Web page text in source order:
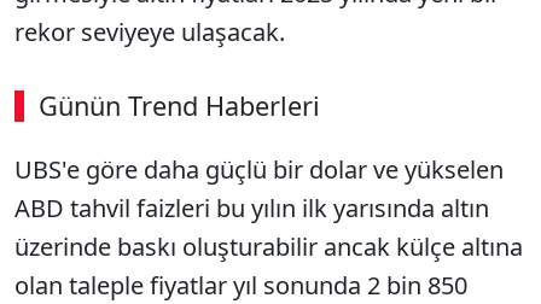
rekor seviyeye ulaşacak.
Günün Trend Haberleri
00:02 / 02:14
Sesi Aç
UBS'e göre daha güçlü bir dolar ve yükselen
ABD tahvil faizleri bu yılın ilk yarısında altın
üzerinde baskı oluşturabilir ancak külçe altına
olan taleple fiyatlar yıl sonunda 2 bin 850